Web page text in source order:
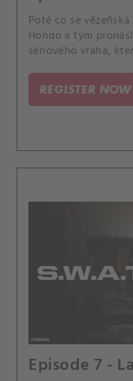
Poté co se
Hondo a tým
sériového vraha,
mezi pracovním a
snaží naučit Kelly řídit.
REGISTER NOW
Episode 7 -